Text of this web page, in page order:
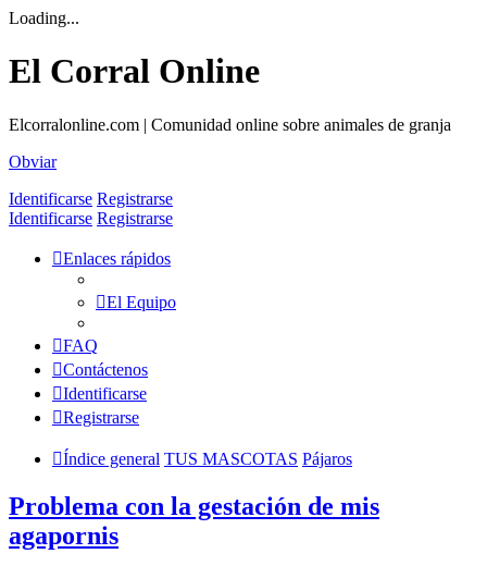
Loading...
El Corral Online
Elcorralonline.com | Comunidad online sobre animales de granja
Obviar
Identificarse Registrarse
Identificarse Registrarse
Enlaces rápidos
El Equipo
FAQ
Contáctenos
Identificarse
Registrarse
Índice general TUS MASCOTAS Pájaros
Problema con la gestación de mis
agapornis